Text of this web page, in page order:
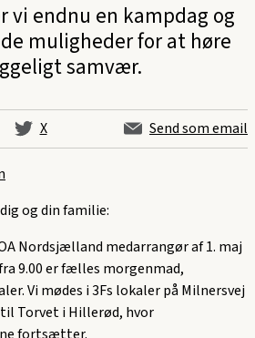
vi endnu en kampdag og
muligheder for at høre
samvær.
X Send som email
og din familie:
Nordsjælland medarrangør af 1. maj
9.00 er fælles morgenmad,
Vi mødes i 3Fs lokaler på Milnersvej
til Torvet i Hillerød, hvor